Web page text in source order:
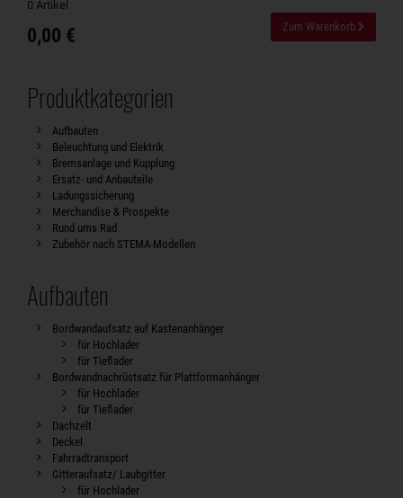
0 Artikel
0,00 € Zum Warenkorb
Produktkategorien
Aufbauten
Beleuchtung und Elektrik
Bremsanlage und Kupplung
Ersatz- und Anbauteile
Ladungssicherung
Merchandise & Prospekte
Rund ums Rad
Zubehör nach STEMA-Modellen
Aufbauten
Bordwandaufsatz auf Kastenanhänger
für Hochlader
für Tieflader
Bordwandnachrüstsatz für Plattformanhänger
für Hochlader
für Tieflader
Dachzelt
Deckel
Fahrradtransport
Gitteraufsatz/ Laubgitter
für Hochlader